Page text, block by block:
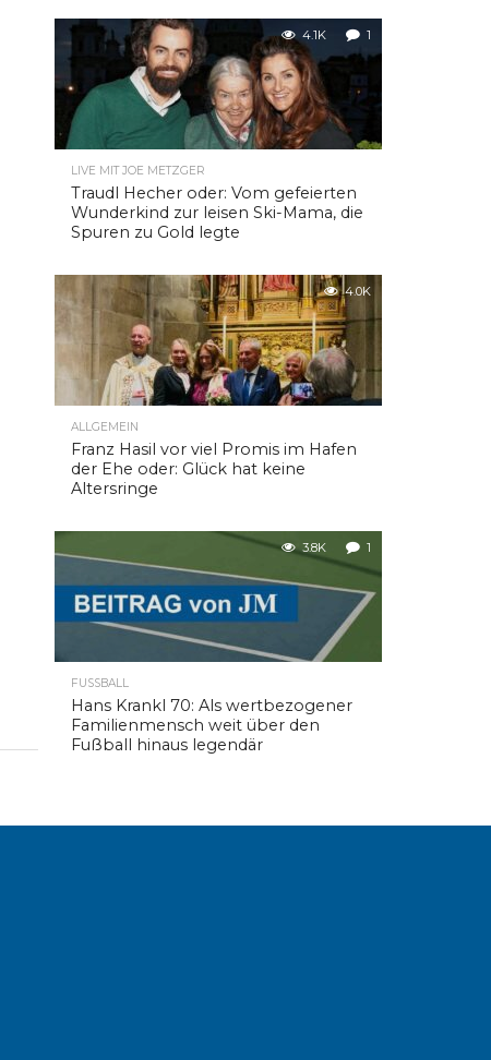
4.1K 1
LIVE MIT JOE METZGER
Traudl Hecher oder: Vom gefeierten
Wunderkind zur leisen Ski-Mama, die
Spuren zu Gold legte
4.0K
ALLGEMEIN
Franz Hasil vor viel Promis im Hafen
der Ehe oder: Glück hat keine
Altersringe
3.8K 1
FUSSBALL
Hans Krankl 70: Als wertbezogener
Familienmensch weit über den
Fußball hinaus legendär